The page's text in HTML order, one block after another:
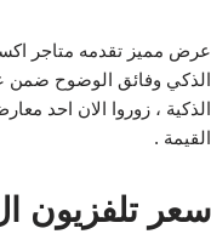
الذكي وفائق الوضوح ضمن
الذكية ، زوروا الان احد
القيمة .